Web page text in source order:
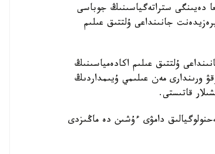
بيوتەحنولوگيالاردى دامىتۋدىڭ 2036-جىلعا دەيىنگى ستراتەگياسىنىڭ جوباسى
جانىنداعى ۇلتتىق عىلىم
ۇلتتىق عىلىم اكادەمياسىنىڭ
ورىندارى مەن عىلىمي ۇيىمداردىڭ
قاتىستى.
دامۋى ءۇشىن دە ماڭىزدى